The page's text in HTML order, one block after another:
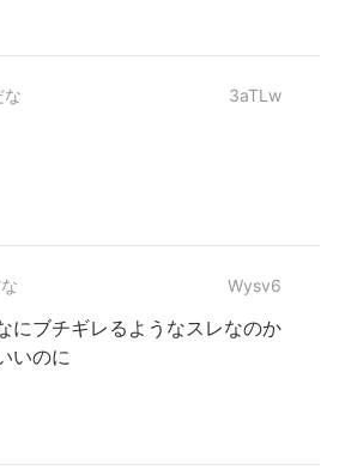
な 3aTLw
Wysv6
にブチギレるようなスレなのか
いのに